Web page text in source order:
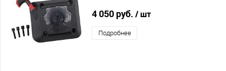
4 050 руб. / шт
Подробнее